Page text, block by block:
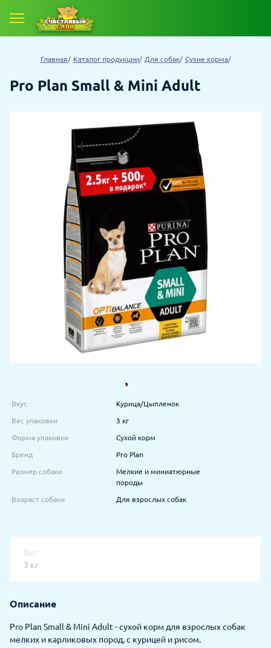
Главная Каталог продукции Для собак Сухие корма
Pro Plan Small & Mini Adult
Вкус Курица/Цыпленок
Вес упаковки 3 кг
Форма упаковки Сухой корм
Бренд Pro Plan
Размер собаки
Мелкие и миниатюрные
породы
Возраст собаки Для взрослых собак
Вес
3 кг
Описание
Pro Plan Small & Mini Adult - сухой корм для взрослых собак
мелких и карликовых пород, с курицей и рисом.